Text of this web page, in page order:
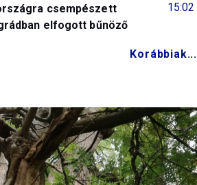
15:02
csempészett
elfogott bűnöző
Korábbiak...